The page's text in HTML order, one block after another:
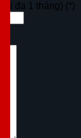
đa 1 tháng) (*)